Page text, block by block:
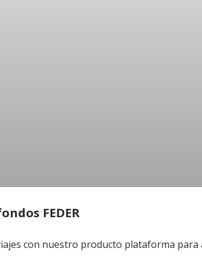
FEDER
con nuestro producto plataforma